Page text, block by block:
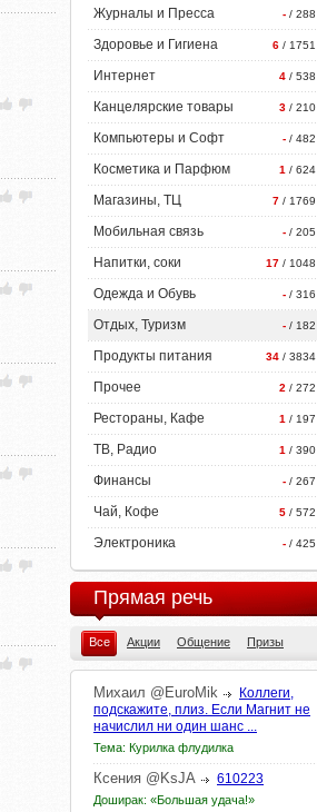
- / 288
Журналы и Пресса
6 / 1751
Здоровье и Гигиена
4 / 538
Интернет
3 / 210
Канцелярские товары
- / 482
Компьютеры и Софт
1 / 624
Косметика и Парфюм
7 / 1769
Магазины, ТЦ
- / 205
Мобильная связь
17 / 1048
Напитки, соки
- / 316
Одежда и Обувь
- / 182
Отдых, Туризм
34 / 3834
Продукты питания
2 / 272
Прочее
1 / 197
Рестораны, Кафе
1 / 390
ТВ, Радио
- / 267
Финансы
5 / 572
Чай, Кофе
- / 425
Электроника
Прямая речь
Все Акции Общение Призы
Михаил @EuroMik
Коллеги,
подскажите, плиз. Если Магнит не
начислил ни один шанс ...
Тема: Курилка флудилка
Ксения @KsJA 610223
Доширак: «Большая удача!»